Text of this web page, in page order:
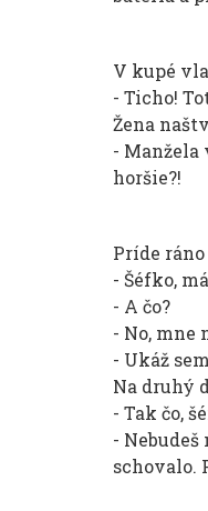
V kupé
- Ticho!
Žena
- Manžela
horšie?!
Príde
- Šéfko,
- A čo?
- No, mne
- Ukáž
Na druhý
- Tak čo,
-
schovalo.